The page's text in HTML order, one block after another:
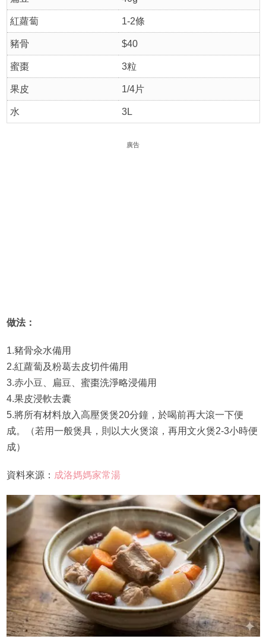
紅蘿蔔 1-2條
豬骨 $40
蜜棗 3粒
果皮 1/4片
水 3L
廣告
做法：
1.豬骨汆水備用
2.紅蘿蔔及粉葛去皮切件備用
3.赤小豆、扁豆、蜜棗洗淨略浸備用
4.果皮浸軟去囊
5.將所有材料放入高壓煲煲20分鐘，於喝前再大滾一下便
成。（若用一般煲具，則以大火煲滾，再用文火煲2-3小時便
成）
資料來源： 成洛媽媽家常湯